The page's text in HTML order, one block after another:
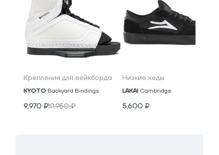
Крепления для вейкборда
KYOTO Backyard Bindings
9,970 ₽19,950₽
Низкие кеды
LAKAI Cambridge
5,600 ₽